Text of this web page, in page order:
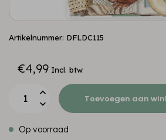
Artikelnummer: DFLDC115
€4,99 Incl. btw
Toevoegen aan
Op voorraad